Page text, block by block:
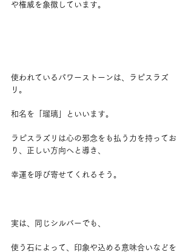
や権威を象徴しています。
使われているパワーストーンは、ラピスラズ
リ。
和名を「瑠璃」といいます。
ラピスラズリは心の邪念をも払う力を持ってお
り、正しい方向へと導き、
幸運を呼び寄せてくれるそう。
実は、同じシルバーでも、
使う石によって、印象や込める意味合いなどを